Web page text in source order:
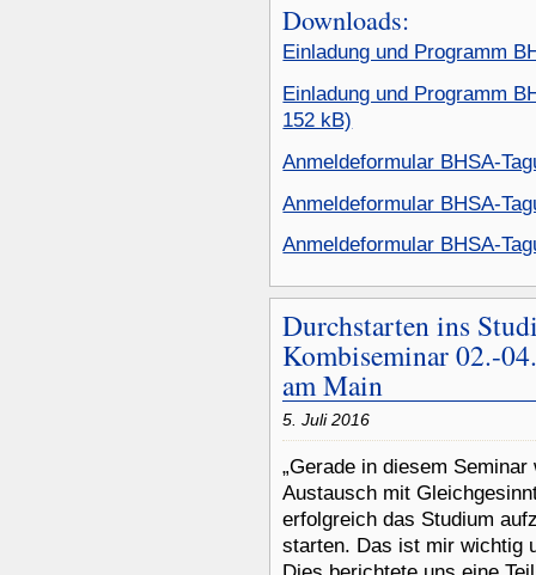
Downloads:
Einladung und Programm
Einladung und Programm
152 kB)
Anmeldeformular BHSA-
Anmeldeformular BHSA-
Anmeldeformular BHSA-
Durchstarten ins
Kombiseminar 02.-
am Main
5. Juli 2016
„Gerade in diesem
Austausch mit
erfolgreich das Studium
starten. Das ist mir wichtig